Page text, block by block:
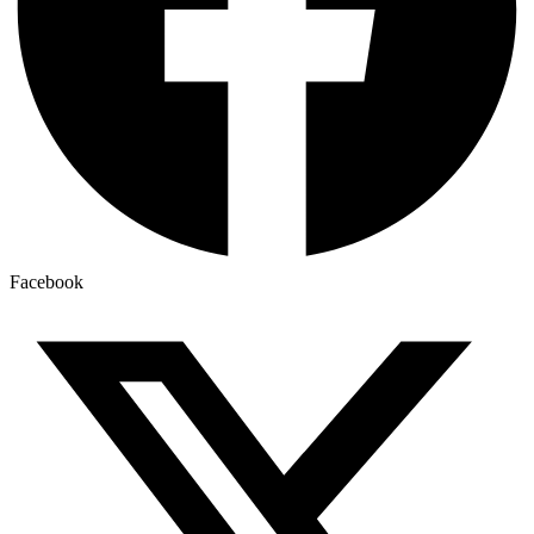
Facebook